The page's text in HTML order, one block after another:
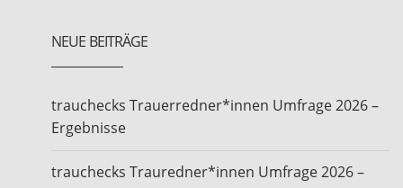
NEUE BEITRÄGE
trauchecks Trauerredner*innen Umfrage 2026 –
Ergebnisse
trauchecks Trauredner*innen Umfrage 2026 –